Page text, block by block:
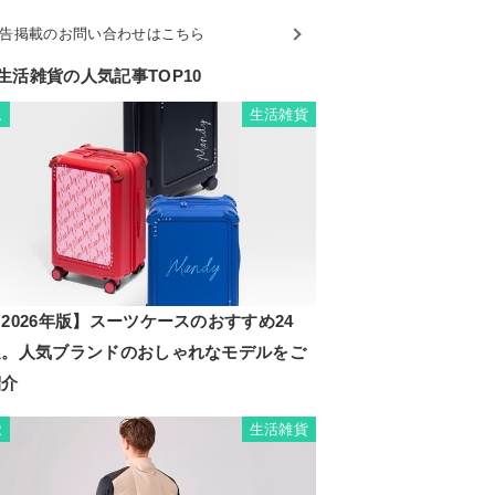
掲載のお問い合わせはこちら
活雑貨の人気記事TOP10
生活雑貨
年版】スーツケースのおすすめ24
人気ブランドのおしゃれなモデルをご
生活雑貨